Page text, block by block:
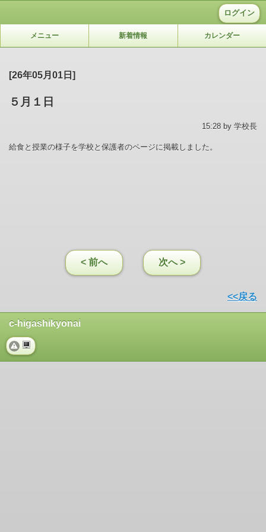
ログイン
メニュー 新着情報 カレンダー
[26年05月01日]
５月１日
15:28 by 学校長
給食と授業の様子を学校と保護者のページに掲載しました。
< 前へ 次へ >
<<戻る
c-higashikyonai